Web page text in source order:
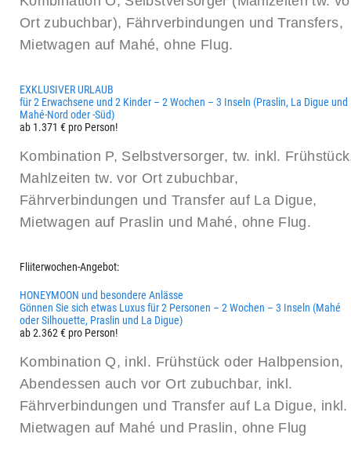
Ort zubuchbar), Fährverbindungen und Transfers,
Mietwagen auf Mahé, ohne Flug.
EXKLUSIVER URLAUB
für 2 Erwachsene und 2 Kinder – 2 Wochen – 3 Inseln (Praslin, La Digue und
Mahé-Nord oder -Süd)
ab 1.371 € pro Person!
Kombination P, Selbstversorger, tw. inkl.
Mahlzeiten tw. vor Ort zubuchbar,
Fährverbindungen und Transfer auf La Digue,
Mietwagen auf Praslin und Mahé, ohne Flug.
Fliiterwochen-Angebot:
HONEYMOON und besondere Anlässe
Gönnen Sie sich etwas Luxus für 2 Personen – 2 Wochen – 3 Inseln (Mahé
oder Silhouette, Praslin und La Digue)
ab 2.362 € pro Person!
Kombination Q, inkl. Frühstück oder Halbpension,
Abendessen auch vor Ort zubuchbar, inkl.
Fährverbindungen und Transfer auf La Digue, inkl.
Mietwagen auf Mahé und Praslin, ohne Flug